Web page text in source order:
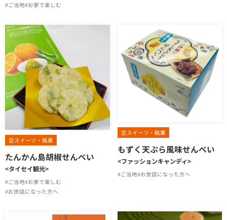
#ご当地#お家で楽しむ
空スイーツ・銘菓
たんかん島胡椒せんべい
<タイセイ観光>
#ご当地#お家で楽しむ
#お世話になった方へ
空スイーツ・銘菓
もずく天ぷら風味せんべい
<ファッションキャンディ>
#ご当地#お世話になった方へ